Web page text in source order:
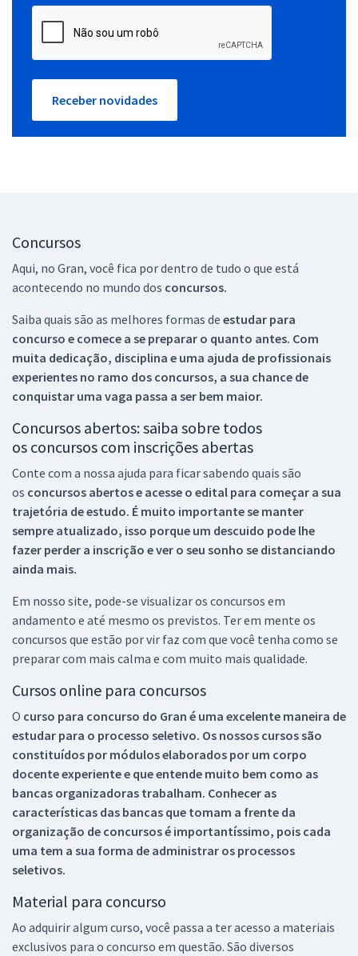
Receber novidades
Concursos
Aqui, no Gran, você fica por dentro de tudo o que está
acontecendo no mundo dos concursos.
Saiba quais são as melhores formas de estudar para
concurso e comece a se preparar o quanto antes. Com
muita dedicação, disciplina e uma ajuda de profissionais
experientes no ramo dos concursos, a sua chance de
conquistar uma vaga passa a ser bem maior.
Concursos abertos: saiba sobre todos
os concursos com inscrições abertas
Conte com a nossa ajuda para ficar sabendo quais são
os concursos abertos e acesse o edital para começar a sua
trajetória de estudo. É muito importante se manter
sempre atualizado, isso porque um descuido pode lhe
fazer perder a inscrição e ver o seu sonho se distanciando
ainda mais.
Em nosso site, pode-se visualizar os concursos em
andamento e até mesmo os previstos. Ter em mente os
concursos que estão por vir faz com que você tenha como se
preparar com mais calma e com muito mais qualidade.
Cursos online para concursos
O curso para concurso do Gran é uma excelente maneira de
estudar para o processo seletivo. Os nossos cursos são
constituídos por módulos elaborados por um corpo
docente experiente e que entende muito bem como as
bancas organizadoras trabalham. Conhecer as
características das bancas que tomam a frente da
organização de concursos é importantíssimo, pois cada
uma tem a sua forma de administrar os processos
seletivos.
Material para concurso
Ao adquirir algum curso, você passa a ter acesso a materiais
exclusivos para o concurso em questão. São diversos